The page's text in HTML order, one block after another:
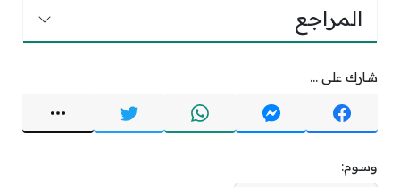
المراجع
شارك على ...
وسوم: